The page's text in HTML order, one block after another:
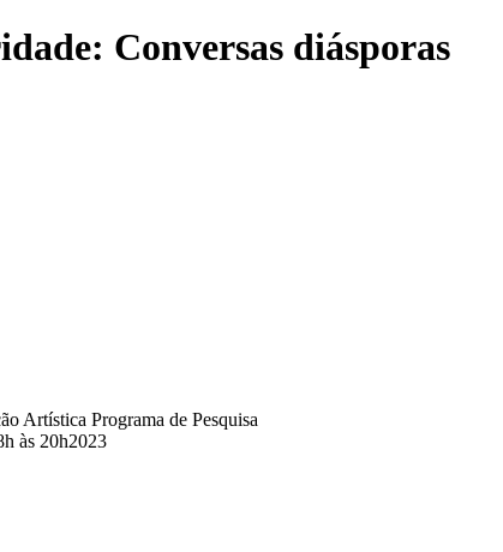
Conversas diásporas
Artística Programa de Pesquisa
às 20h2023